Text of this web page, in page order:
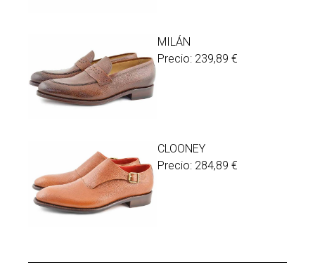
MILÁN
Precio: 239,89 €
CLOONEY
Precio: 284,89 €